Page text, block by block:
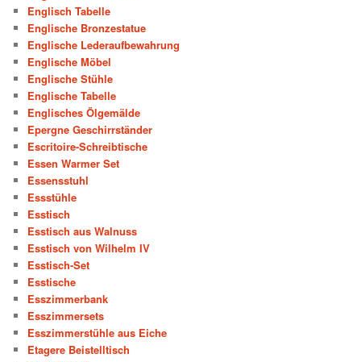
Englisch Tabelle
Englische Bronzestatue
Englische Lederaufbewahrung
Englische Möbel
Englische Stühle
Englische Tabelle
Englisches Ölgemälde
Epergne Geschirrständer
Escritoire-Schreibtische
Essen Warmer Set
Essensstuhl
Essstühle
Esstisch
Esstisch aus Walnuss
Esstisch von Wilhelm IV
Esstisch-Set
Esstische
Esszimmerbank
Esszimmersets
Esszimmerstühle aus Eiche
Etagere Beistelltisch